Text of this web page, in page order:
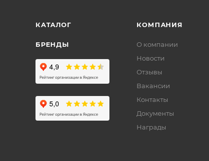
КАТАЛОГ
БРЕНДЫ
КОМПАНИЯ
О компании
Новости
Отзывы
Вакансии
Контакты
Документы
Награды